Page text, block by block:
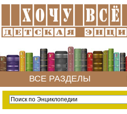
ВСЕ РАЗДЕЛЫ